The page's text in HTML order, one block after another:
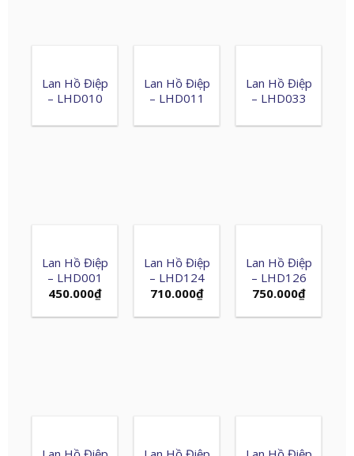
Lan Hồ Điệp
– LHD010
Lan Hồ Điệp
– LHD011
Lan Hồ Điệp
– LHD033
Lan Hồ Điệp
– LHD001
450.000₫
Lan Hồ Điệp
– LHD124
710.000₫
Lan Hồ Điệp
– LHD126
750.000₫